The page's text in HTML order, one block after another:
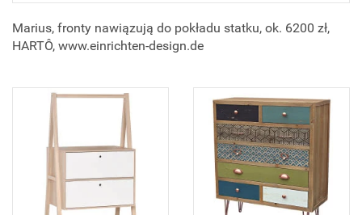
Marius, fronty nawiązują do pokładu statku, ok. 6200 zł,
HARTÔ, www.einrichten-design.de